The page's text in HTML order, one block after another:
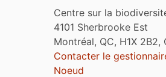
Centre sur la
4101 Sherbrooke Est
Montréal, QC, H1X 2B2,
Contacter le
Noeud